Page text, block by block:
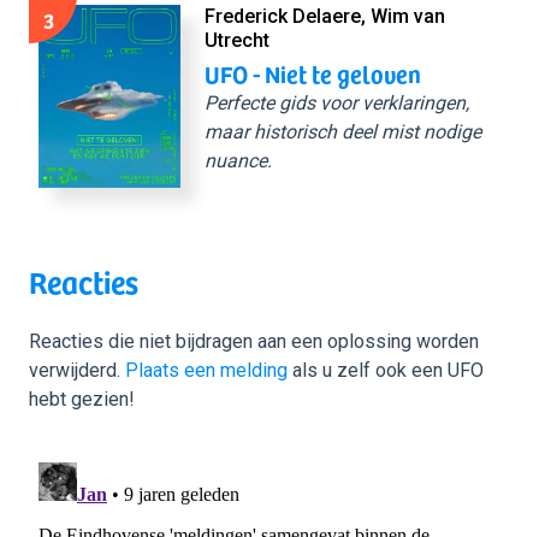
3
Frederick Delaere, Wim van
Utrecht
UFO - Niet te geloven
Perfecte gids voor verklaringen,
maar historisch deel mist nodige
nuance.
Reacties
Reacties die niet bijdragen aan een oplossing worden
verwijderd. Plaats een melding als u zelf ook een UFO
hebt gezien!